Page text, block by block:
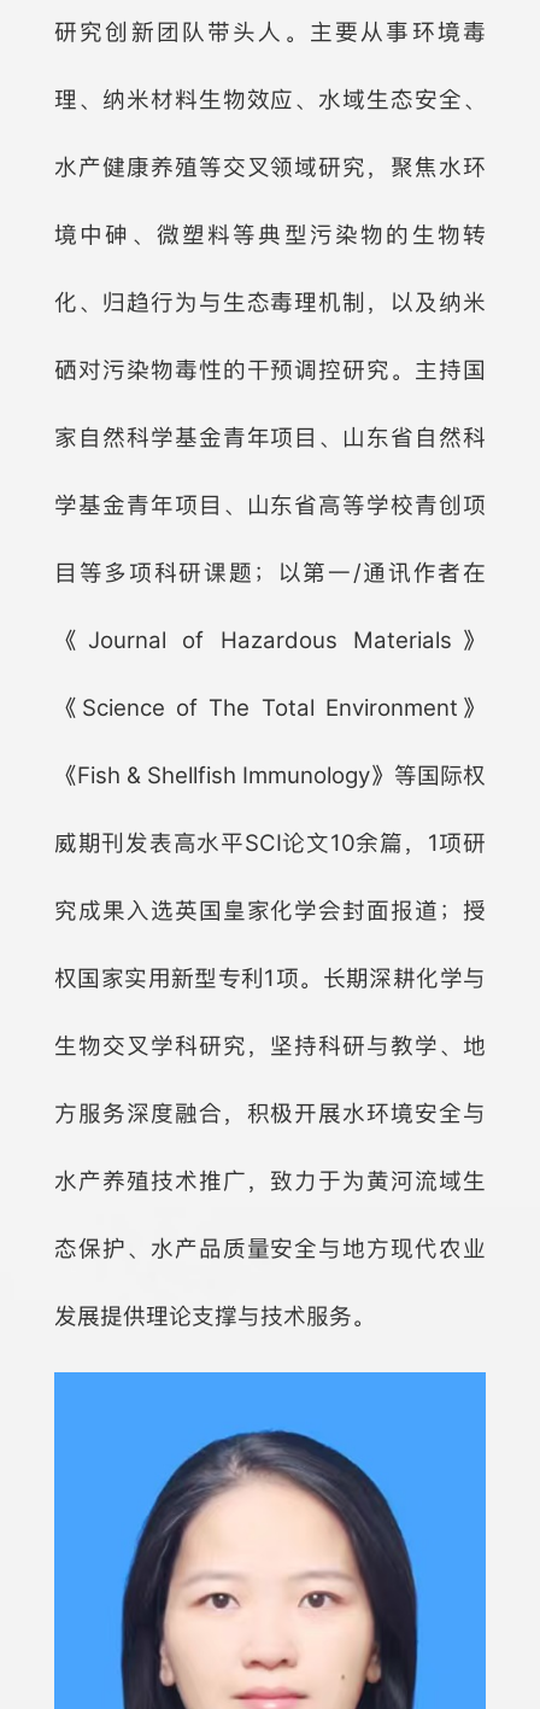
研究创新团队带头人。主要从事环境毒
理、纳米材料生物效应、水域生态安全、
水产健康养殖等交叉领域研究，聚焦水环
境中砷、微塑料等典型污染物的生物转
化、归趋行为与生态毒理机制，以及纳米
硒对污染物毒性的干预调控研究。主持国
家自然科学基金青年项目、山东省自然科
学基金青年项目、山东省高等学校青创项
目等多项科研课题；以第一/通讯作者在
《Journal of Hazardous Materials》
《Science of The Total Environment》
《Fish & Shellfish Immunology》等国际权
威期刊发表高水平SCI论文10余篇，1项研
究成果入选英国皇家化学会封面报道；授
权国家实用新型专利1项。长期深耕化学与
生物交叉学科研究，坚持科研与教学、地
方服务深度融合，积极开展水环境安全与
水产养殖技术推广，致力于为黄河流域生
态保护、水产品质量安全与地方现代农业
发展提供理论支撑与技术服务。